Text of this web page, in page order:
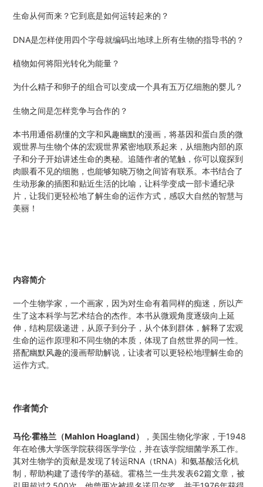
生命从何而来？它到底是如何运转起来的？
DNA是怎样使用四个字母就编码出地球上所有生物的指导书的？
植物如何将阳光转化为能量？
为什么精子和卵子的组合可以变成一个具有五万亿细胞的婴儿？
生物之间是怎样竞争与合作的？
本书用通俗易懂的文字和风趣幽默的漫画，将基因和蛋白质的微
观世界与生物个体的宏观世界紧密地联系起来，从细胞内部的原
子和分子开始讲述生命的奥秘。追随作者的笔触，你可以窥探到
肉眼看不见的细胞，也能够知晓万物之间皆有联系。本书结合了
生动形象的插图和贴近生活的比喻，让科学变成一部卡通纪录
片，让我们更轻松地了解生命的运作方式，感叹大自然的智慧与
美丽！
内容简介
一个生物学家，一个画家，因为对生命有着同样的痴迷，所以产
生了这本科学与艺术结合的杰作。本书从微观角度逐级向上延
伸，结构层级递进，从原子到分子，从个体到群体，解释了宏观
生命的运作原理和不同生物的本质，体现了自然世界的同一性。
搭配幽默风趣的漫画帮助解说，让读者可以更轻松地理解生命的
运作方式。
作者简介
马伦·霍格兰（Mahlon Hoagland）
，美国生物化学家，于1948
年在哈佛大学医学院获得医学学位，并在该学院细菌学系工作。
其对生物学的贡献是发现了转运RNA（tRNA）和氨基酸活化机
制，帮助构建了遗传学的基础。霍格兰一生共发表62篇文章，被